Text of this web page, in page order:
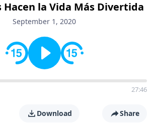
Hacen la Vida Más Divertida
September 1, 2020
27:46
Download Share